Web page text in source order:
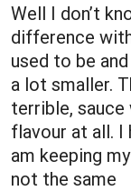
Well I don’t
difference
used to be
a lot smaller.
terrible, sauce
flavour at all. I
am keeping
not the same